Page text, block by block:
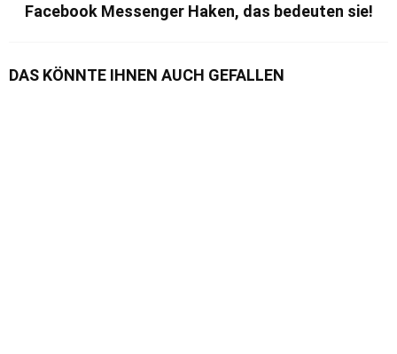
Facebook Messenger Haken, das bedeuten sie!
DAS KÖNNTE IHNEN AUCH GEFALLEN